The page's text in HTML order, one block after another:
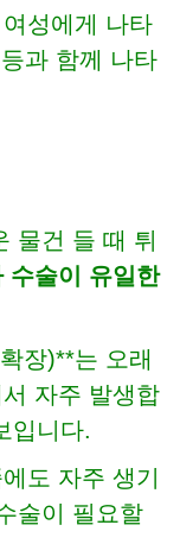
성에게 나타
과 함께 나타
물건 들 때 튀
수술이 유일한
장)**는 오래
자주 발생합
입니다.
도 자주 생기
술이 필요할